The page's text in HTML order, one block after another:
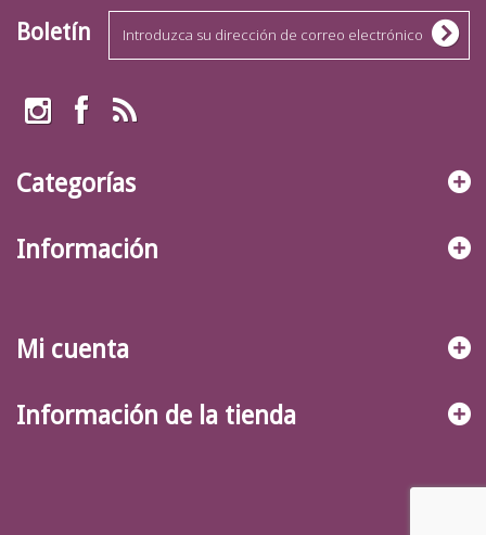
Boletín
Categorías
Información
Mi cuenta
Información de la tienda